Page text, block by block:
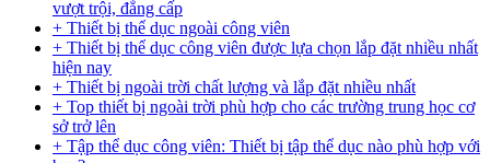
vượt trội, đẳng cấp
+ Thiết bị thể dục ngoài công viên
+ Thiết bị thể dục công viên được lựa chọn lắp đặt nhiều nhất
hiện nay
+ Thiết bị ngoài trời chất lượng và lắp đặt nhiều nhất
+ Top thiết bị ngoài trời phù hợp cho các trường trung học cơ
sở trở lên
+ Tập thể dục công viên: Thiết bị tập thể dục nào phù hợp với